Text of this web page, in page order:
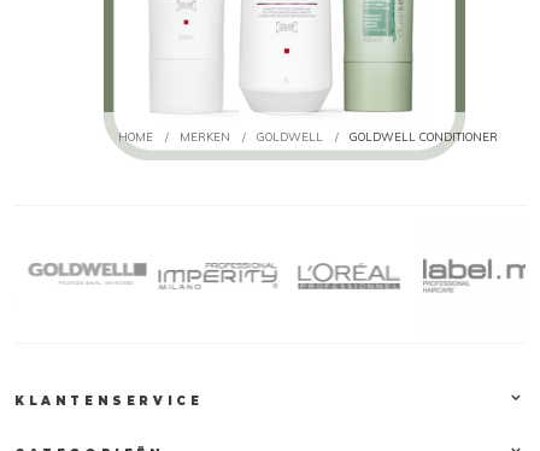
HOME / MERKEN / GOLDWELL / GOLDWELL CONDITIONER
KLANTENSERVICE